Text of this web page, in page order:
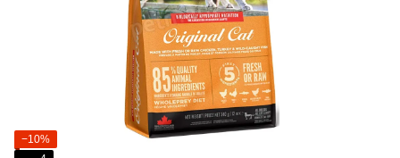
−10%